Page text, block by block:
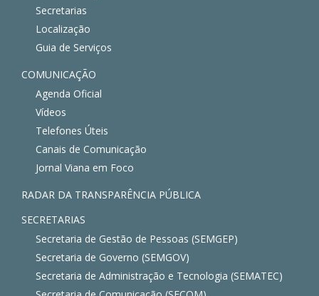
Secretarias
Localização
Guia de Serviços
COMUNICAÇÃO
Agenda Oficial
Vídeos
Telefones Úteis
Canais de Comunicação
Jornal Viana em Foco
RADAR DA TRANSPARÊNCIA PÚBLICA
SECRETARIAS
Secretaria de Gestão de Pessoas (SEMGEP)
Secretaria de Governo (SEMGOV)
Secretaria de Administração e Tecnologia (SEMATEC)